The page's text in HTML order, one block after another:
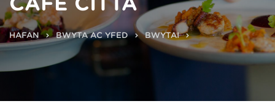
HAFAN BWYTA AC YFED BWYTAI